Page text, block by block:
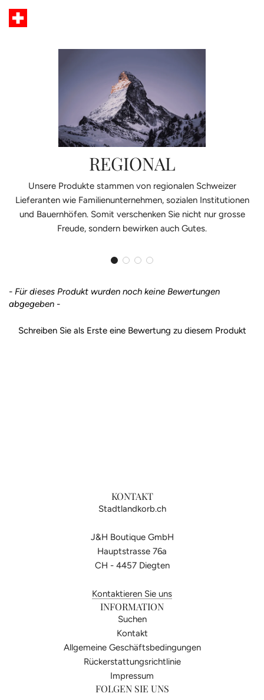
REGIONAL
Unsere Produkte stammen von regionalen Schweizer
Lieferanten wie Familienunternehmen, sozialen Institutionen
und Bauernhöfen. Somit verschenken Sie nicht nur grosse
Freude, sondern bewirken auch Gutes.
- Für dieses Produkt wurden noch keine Bewertungen
abgegeben -
Schreiben Sie als Erste eine Bewertung zu diesem Produkt
New content loaded
KONTAKT
Stadtlandkorb.ch
J&H Boutique GmbH
Hauptstrasse 76a
CH - 4457 Diegten
Kontaktieren Sie uns
INFORMATION
Suchen
Kontakt
Allgemeine Geschäftsbedingungen
Rückerstattungsrichtlinie
Impressum
FOLGEN SIE UNS